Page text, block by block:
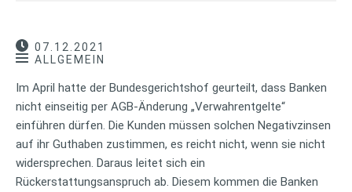
07.12.2021
ALLGEMEIN
Im April hatte der Bundesgerichtshof geurteilt, dass Banken
nicht einseitig per AGB-Änderung „Verwahrentgelte“
einführen dürfen. Die Kunden müssen solchen Negativzinsen
auf ihr Guthaben zustimmen, es reicht nicht, wenn sie nicht
widersprechen. Daraus leitet sich ein
Rückerstattungsanspruch ab. Diesem kommen die Banken